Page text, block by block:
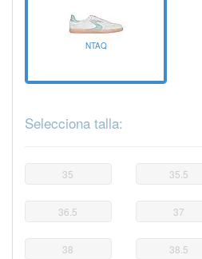
NTAQ
Selecciona talla:
35 35.5
36.5 37
38 38.5